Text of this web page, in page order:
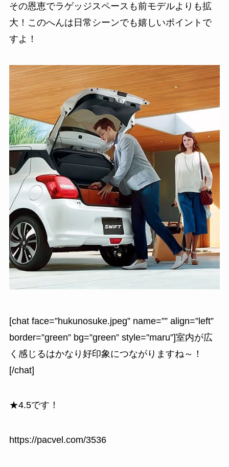
その恩恵でラゲッジスペースも前モデルよりも拡
大！このへんは日常シーンでも嬉しいポイントで
すよ！
[chat face=”hukunosuke.jpeg” name=”” align=”left”
border=”green” bg=”green” style=”maru”]室内が広
く感じるはかなり好印象につながりますね～！
[/chat]
★4.5です！
https://pacvel.com/3536